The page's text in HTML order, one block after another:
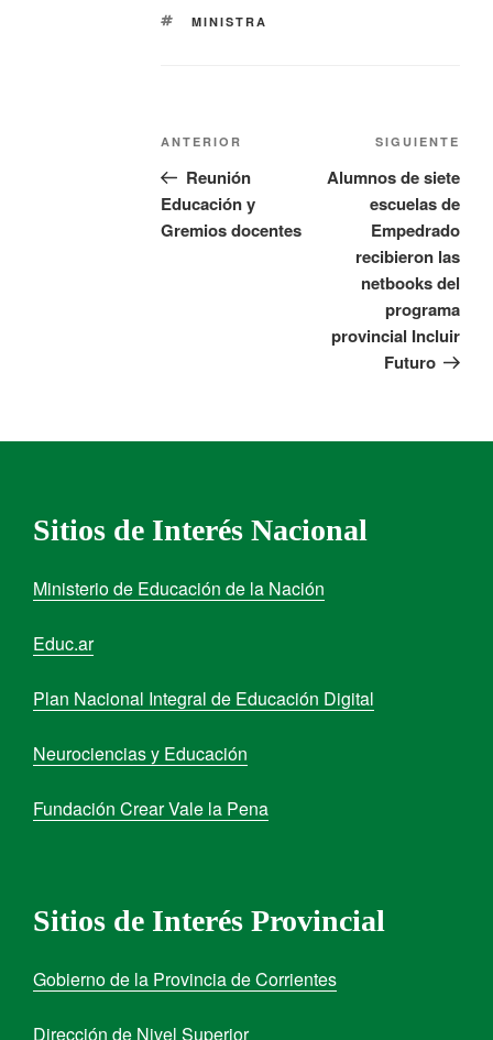
MINISTRA
ANTERIOR
Reunión
Educación y
Gremios docentes
SIGUIENTE
Alumnos de siete
escuelas de
Empedrado
recibieron las
netbooks del
programa
provincial Incluir
Futuro
Sitios de Interés Nacional
Ministerio de Educación de la Nación
Educ.ar
Plan Nacional Integral de Educación Digital
Neurociencias y Educación
Fundación Crear Vale la Pena
Sitios de Interés Provincial
Gobierno de la Provincia de Corrientes
Dirección de Nivel Superior